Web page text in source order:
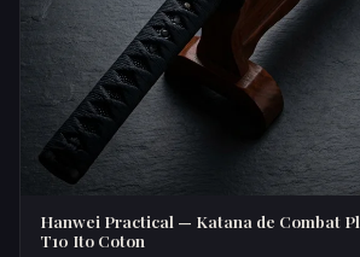
Hanwei Practical — Katana de Combat
T10 Ito Coton